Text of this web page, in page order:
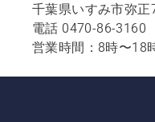
千葉県いすみ市弥正
電話 0470-86-3160
営業時間：8時〜18